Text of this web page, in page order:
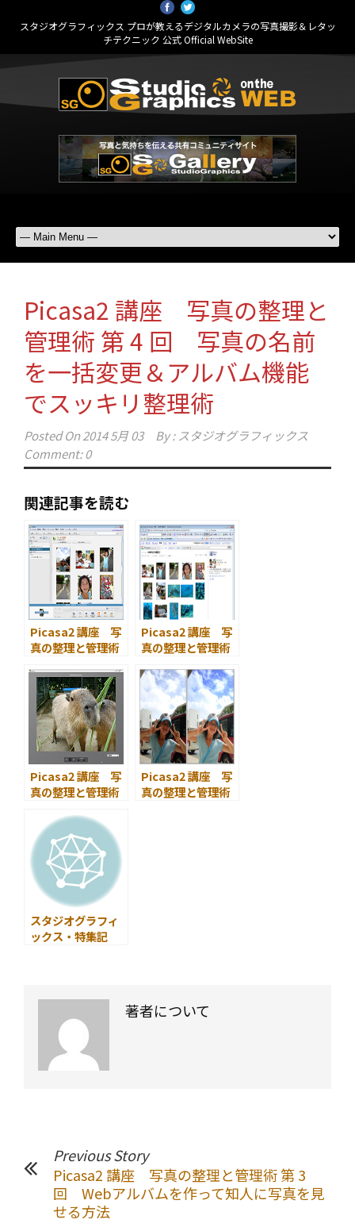
スタジオグラフィックス プロが教えるデジタルカメラの写真撮影＆レタッ
チテクニック 公式 Official WebSite
Picasa2 講座 写真の整理と
管理術 第 4 回 写真の名前
を一括変更＆アルバム機能
でスッキリ整理術
Posted On2014 5月 03 By : スタジオグラフィックス
Comment: 0
関連記事を読む
Picasa2 講座 写
真の整理と管理術
り写真をカンタン
に選別する方法
Picasa2 講座 写
真の整理と管理術
バムを作って知人
に写真を見せる方
法
Picasa2 講座 写
真の整理と管理術
の作成
Picasa2 講座 写
真の整理と管理術
スタジオグラフィ
ックス・特集記
真の整理と管理術
著者について
Previous Story
Picasa2 講座 写真の整理と管理術 第 3
回 Webアルバムを作って知人に写真を見
せる方法